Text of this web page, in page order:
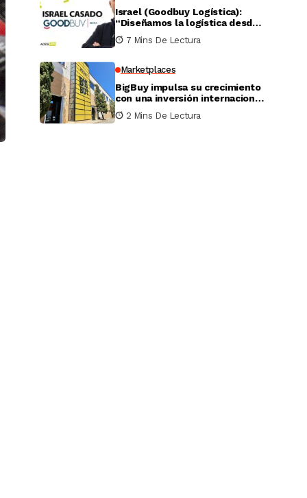
Israel (Goodbuy Logística):
“Diseñamos la logística desde
el lado real del vendedor
online”
7 Mins De Lectura
Marketplaces
BigBuy impulsa su crecimiento
con una inversión internacional
de 4 millones
2 Mins De Lectura